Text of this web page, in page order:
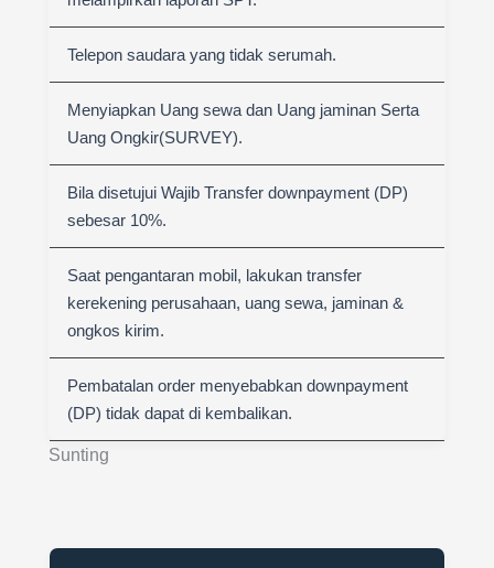
Sunting
Telepon saudara yang tidak serumah.
Menyiapkan Uang sewa dan Uang jaminan Serta
Uang Ongkir(SURVEY).
Bila disetujui Wajib Transfer downpayment (DP)
sebesar 10%.
Saat pengantaran mobil, lakukan transfer
kerekening perusahaan, uang sewa, jaminan &
ongkos kirim.
Pembatalan order menyebabkan downpayment
(DP) tidak dapat di kembalikan.